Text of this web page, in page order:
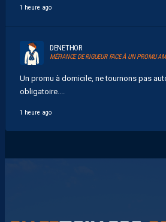
1 heure ago
DENETHOR
MÉFIANCE DE RIGUEUR FACE À UN PROMU
Un promu à domicile, ne tournons pas
obligatoire....
1 heure ago